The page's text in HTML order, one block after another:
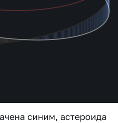
синим, астероида